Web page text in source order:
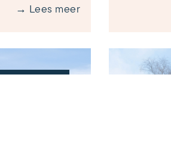
→ Lees meer